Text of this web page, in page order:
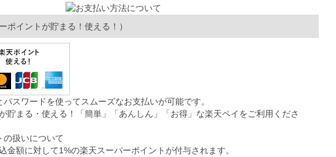
ポイントが貯まる！使える！）
スワードを使ってスムーズなお支払いが可能です。
貯まる・使える！「簡単」「あんしん」「お得」な楽天ペイをご利用くださ
の扱いについて
金額に対して1%の楽天スーパーポイントが付与されます。